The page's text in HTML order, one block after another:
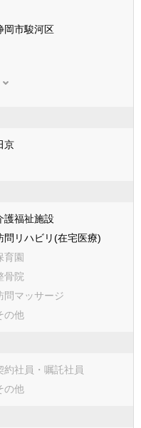
大阪府
岡市駿河区
松市浜名区
海市
川市
殿場市
田市
西市
前崎市
豆の国市
茂郡西伊豆町
東郡清水町
京
護福祉施設
問リハビリ(在宅医療)
育園
骨院
問マッサージ
の他
約社員・嘱託社員
の他